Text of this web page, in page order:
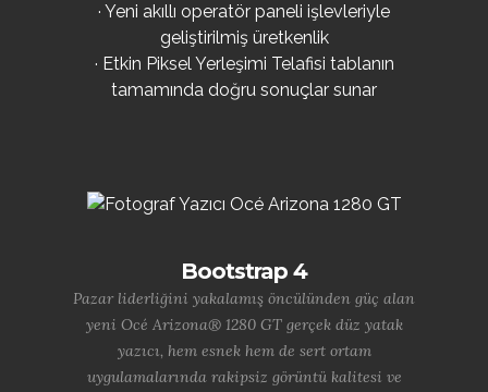
· Yeni akıllı operatör paneli işlevleriyle
geliştirilmiş üretkenlik
· Etkin Piksel Yerleşimi Telafisi tablanın
tamamında doğru sonuçlar sunar
Bootstrap 4
Pazar liderliğini yakalamış öncülünden güç alan
yeni Océ Arizona® 1280 GT gerçek düz yatak
yazıcı, hem esnek hem de sert ortam
uygulamalarında rakipsiz görüntü kalitesi ve